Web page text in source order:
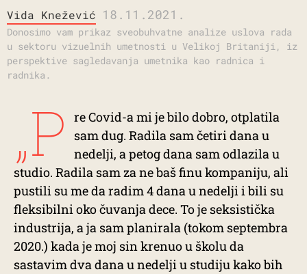
Vida Knežević 18.11.2021.
Donosimo vam prikaz sveobuhvatne analize uslova rada
u sektoru vizuelnih umetnosti u Velikoj Britaniji, iz
perspektive sagledavanja umetnika kao radnica i
radnika.
„P
re Covid-a mi je bilo dobro, otplatila
sam dug. Radila sam četiri dana u
nedelji, a petog dana sam odlazila u
studio. Radila sam za ne baš finu kompaniju, ali
pustili su me da radim 4 dana u nedelji i bili su
fleksibilni oko čuvanja dece. To je seksistička
industrija, a ja sam planirala (tokom septembra
2020.) kada je moj sin krenuo u školu da
sastavim dva dana u nedelji u studiju kako bih